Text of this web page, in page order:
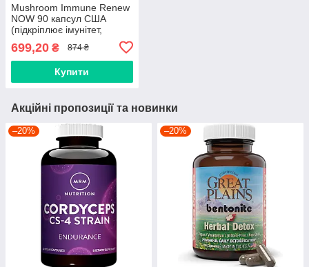
Mushroom Immune Renew
NOW 90 капсул США
(підкріплює імунітет,
віруси, грибки, астрагал,
кордицепс, рейші)
699,20 ₴ 874 ₴
Купити
Акційні пропозиції та новинки
–20% –20%